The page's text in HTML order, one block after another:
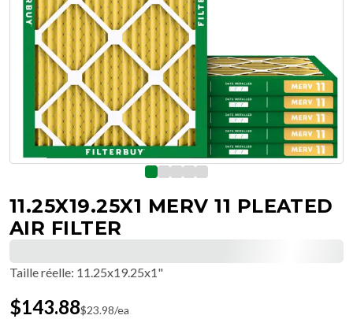
11.25X19.25X1 MERV 11 PLEATED
AIR FILTER
Taille réelle: 11.25x19.25x1"
$143.88$23.98/ea